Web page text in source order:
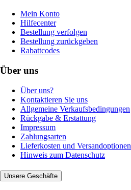
Mein Konto
Hilfecenter
Bestellung verfolgen
Bestellung zurückgeben
Rabattcodes
Über uns
Über uns?
Kontaktieren Sie uns
Allgemeine Verkaufsbedingungen
Rückgabe & Erstattung
Impressum
Zahlungsarten
Lieferkosten und Versandoptionen
Hinweis zum Datenschutz
Unsere Geschäfte